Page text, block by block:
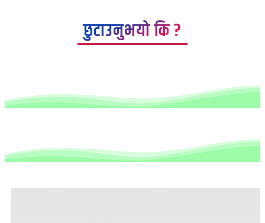
छुटाउनुभयो कि ?